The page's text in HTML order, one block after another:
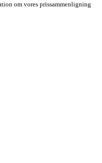
om vores prissammenligning